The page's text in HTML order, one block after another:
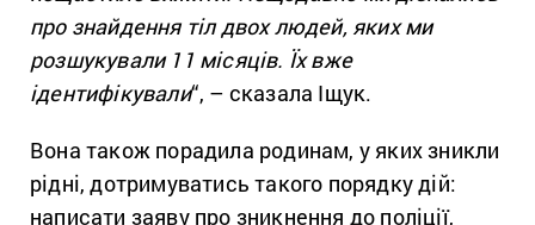
про знайдення тіл двох людей, яких ми
розшукували 11 місяців. Їх вже
ідентифікували“, – сказала Іщук.
Вона також порадила родинам, у яких зникли
рідні, дотримуватись такого порядку дій:
написати заяву про зникнення до поліції,